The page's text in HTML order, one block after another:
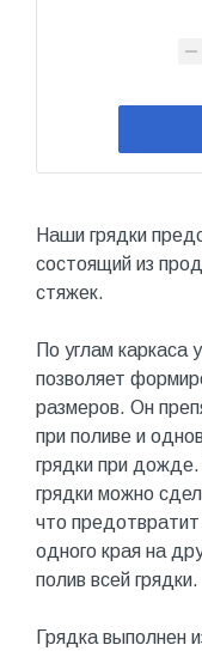
Наши грядки
состоящий из
стяжек.
По углам каркаса
позволяет
размеров. Он
при поливе и
грядки при дожде.
грядки можно
что
одного края на
полив всей грядки.
Грядка выполнен